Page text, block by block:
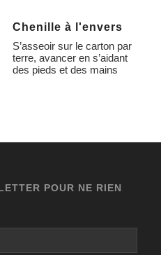
Chenille à l'envers
S’asseoir sur le carton par
terre, avancer en s’aidant
des pieds et des mains
POUR NE RIEN